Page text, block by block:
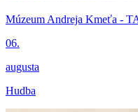
Múzeum Andreja Kmeťa -
06.
augusta
Hudba